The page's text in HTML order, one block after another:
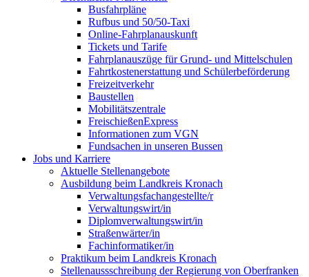
Busfahrpläne
Rufbus und 50/50-Taxi
Online-Fahrplanauskunft
Tickets und Tarife
Fahrplanauszüge für Grund- und Mittelschulen
Fahrtkostenerstattung und Schülerbeförderung
Freizeitverkehr
Baustellen
Mobilitätszentrale
FreischießenExpress
Informationen zum VGN
Fundsachen in unseren Bussen
Jobs und Karriere
Aktuelle Stellenangebote
Ausbildung beim Landkreis Kronach
Verwaltungsfachangestellte/r
Verwaltungswirt/in
Diplomverwaltungswirt/in
Straßenwärter/in
Fachinformatiker/in
Praktikum beim Landkreis Kronach
Stellenaussschreibung der Regierung von Oberfranken